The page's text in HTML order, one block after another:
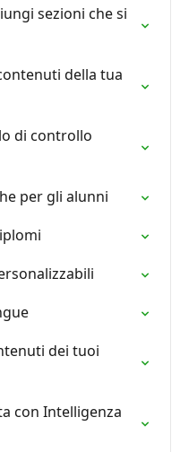
sezioni che si
della tua
di controllo
per gli alunni
dei tuoi
con Intelligenza